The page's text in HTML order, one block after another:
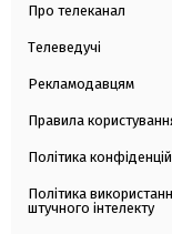
Про телеканал
Телеведучі
Рекламодавцям
Правила
Політика
Політика
штучного інтелекту